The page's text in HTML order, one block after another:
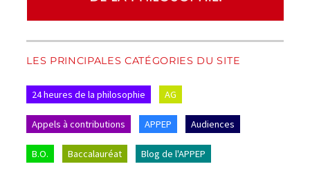
LES PRINCIPALES CATÉGORIES DU SITE
24 heures de la philosophie AG
Appels à contributions APPEP Audiences
B.O. Baccalauréat Blog de l'APPEP